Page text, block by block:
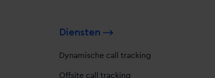
Diensten
Dynamische call tracking
Offsite call tracking